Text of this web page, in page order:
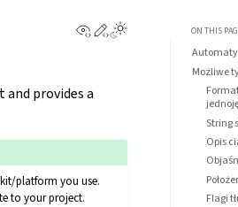
View this page
Edit this page
Toggle Light / Dark /
provides a
platform you use.
to your project.
ON THIS
Możliwe
String
Opis
Flagi